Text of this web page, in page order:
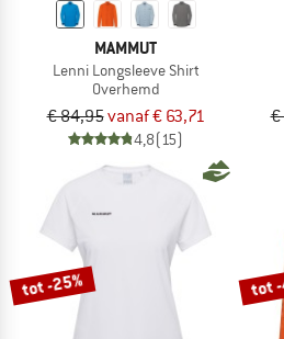
MAMMUT
Lenni Longsleeve Shirt
Overhemd
€ 84,95vanaf € 63,71
4,8(15)
€
tot -25% tot